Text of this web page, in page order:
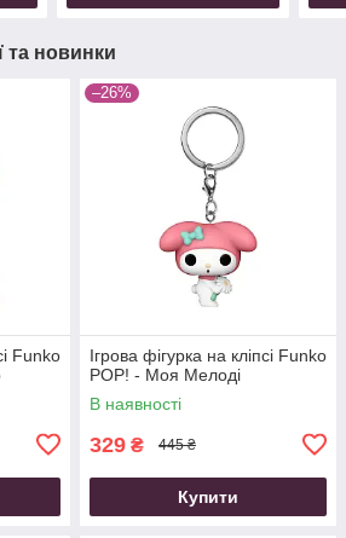
та новинки
Funko
–26%
Ігрова фігурка на кліпсі Funko
POP! - Моя Мелоді
В наявності
329 ₴ 445 ₴
Купити